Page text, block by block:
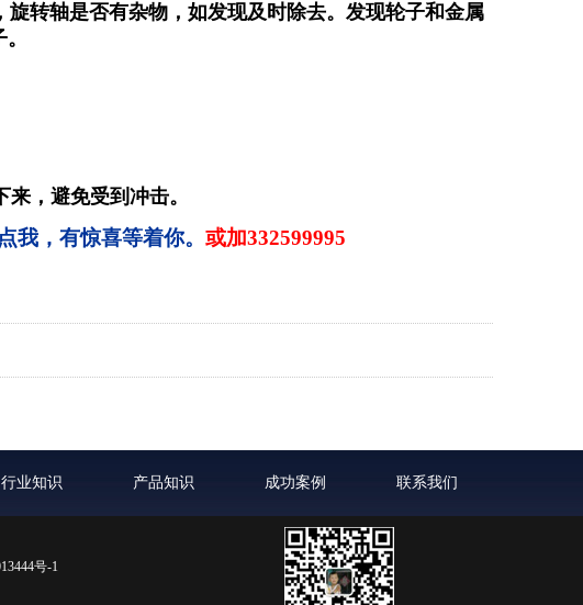
转轴是否有杂物，如发现及时除去。发现轮子和金属
，避免受到冲击。
或加332599995
行业知识 产品知识 成功案例 联系我们
号-1